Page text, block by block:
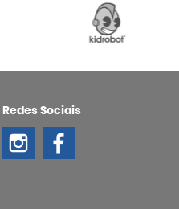
Redes Sociais